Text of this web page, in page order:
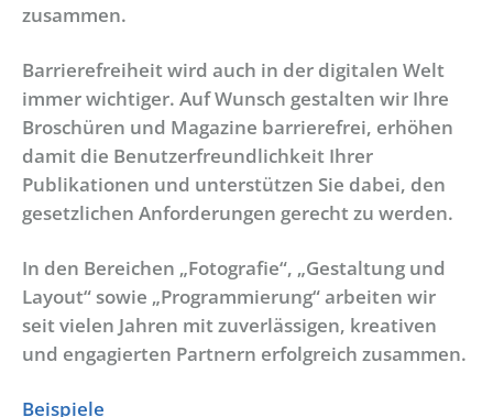
zusammen.
Barrierefreiheit wird auch in der digitalen Welt
immer wichtiger. Auf Wunsch gestalten wir Ihre
Broschüren und Magazine barrierefrei, erhöhen
damit die Benutzerfreundlichkeit Ihrer
Publikationen und unterstützen Sie dabei, den
gesetzlichen Anforderungen gerecht zu werden.
In den Bereichen „Fotografie“, „Gestaltung und
Layout“ sowie „Programmierung“ arbeiten wir
seit vielen Jahren mit zuverlässigen, kreativen
und engagierten Partnern erfolgreich zusammen.
Beispiele